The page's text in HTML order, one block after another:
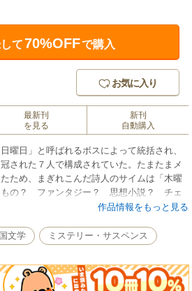
て70%OFFで購入
お気に入り
最新刊
を見る
新刊
自動購入
曜日」と呼ばれるボスによって統括され、
された７人で構成されていた。たまたまメ
ため、まぎれこんだ詩人のサイムは「木曜
の？ ファンタジー？ 思想小説？ チェ
作品情報をもっと見る
文学 ミステリー・サスペンス